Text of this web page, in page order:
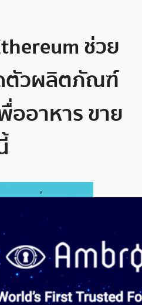
ช่วย
ตัวผลิตภัณฑ์
ออาหาร ขาย
,